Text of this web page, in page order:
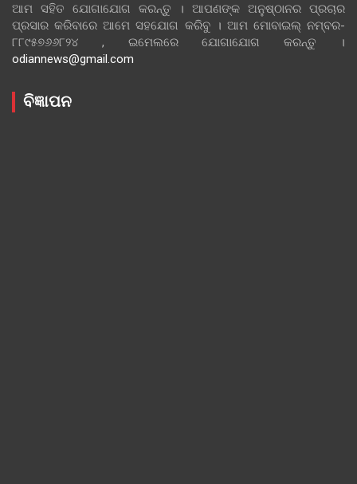
ଆମ ସହିତ ଯୋଗାଯୋଗ କରନ୍ତୁ । ଆପଣଙ୍କ ଅନୁଷ୍ଠାନର ପ୍ରଚାର
ପ୍ରସାର କରିବାରେ ଆମେ ସହଯୋଗ କରିବୁ । ଆମ ମୋବାଇଲ୍ ନମ୍ବର-
୮୮୯୫୭୬୬୮୨୪ , ଇମେଲରେ ଯୋଗାଯୋଗ କରନ୍ତୁ ।
odiannews@gmail.com
ବିଜ୍ଞାପନ